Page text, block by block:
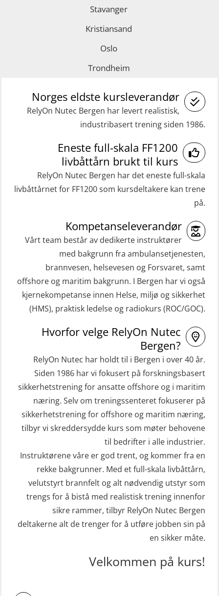
Stavanger
Kristiansand
Oslo
Trondheim
Norges eldste kursleverandør
RelyOn Nutec Bergen har levert realistisk,
industribasert trening siden 1986.
Eneste full-skala FF1200
livbåttårn brukt til kurs
RelyOn Nutec Bergen har det eneste full-skala
livbåttårnet for FF1200 som kursdeltakere kan trene
på.
Kompetanseleverandør
Vårt team består av dedikerte instruktører
med bakgrunn fra ambulansetjenesten,
brannvesen, helsevesen og Forsvaret, samt
offshore og maritim bakgrunn. I Bergen har vi også
kjernekompetanse innen Helse, miljø og sikkerhet
(HMS), praktisk ledelse og radiokurs (ROC/GOC).
Hvorfor velge RelyOn Nutec
Bergen?
RelyOn Nutec har holdt til i Bergen i over 40 år.
Siden 1986 har vi fokusert på forskningsbasert
sikkerhetstrening for ansatte offshore og i maritim
næring. Selv om treningssenteret fokuserer på
sikkerhetstrening for offshore og maritim næring,
tilbyr vi skreddersydde kurs som møter behovene
til bedrifter i alle industrier.
Instruktørene våre er god trent, og kommer fra en
rekke bakgrunner. Med et full-skala livbåttårn,
velutstyrt brannfelt og alt nødvendig utstyr som
trengs for å bistå med realistisk trening innenfor
sikre rammer, tilbyr RelyOn Nutec Bergen
deltakerne alt de trenger for å utføre jobben sin på
en sikker måte.
Velkommen på kurs!